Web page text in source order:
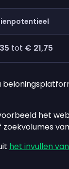
tot € 21,75
het
het invullen